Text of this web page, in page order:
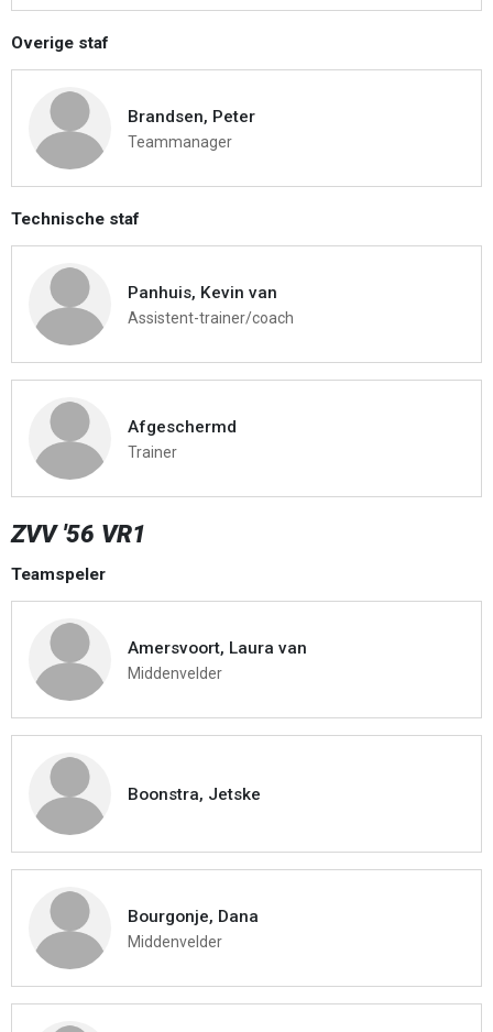
Overige staf
Brandsen, Peter
Teammanager
Technische staf
Panhuis, Kevin van
Assistent-trainer/coach
Afgeschermd
Trainer
ZVV '56 VR1
Teamspeler
Amersvoort, Laura van
Middenvelder
Boonstra, Jetske
Bourgonje, Dana
Middenvelder